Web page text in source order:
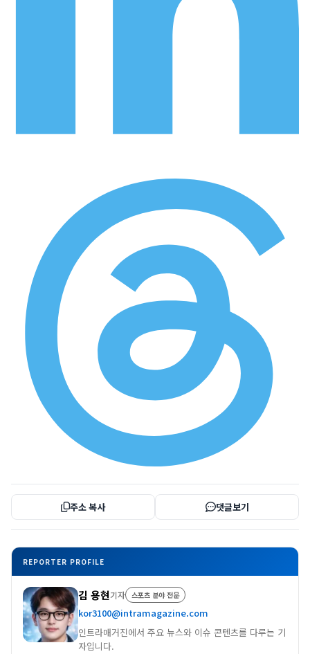
주소 복사 댓글보기
REPORTER PROFILE
김 용현기자 스포츠 분야 전문
kor3100@intramagazine.com
인트라매거진에서 주요 뉴스와 이슈 콘텐츠를 다루는 기
자입니다.